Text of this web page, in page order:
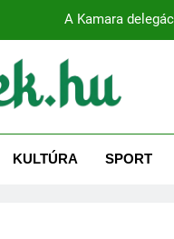
A Kamara
80 globális vezető
KULTÚRA SPORT